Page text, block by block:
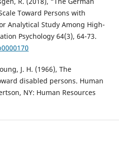
Toward Persons with
Analytical Study Among High-
Psychology 64(3), 64-73.
J. H. (1966), The
disabled persons. Human
NY: Human Resources